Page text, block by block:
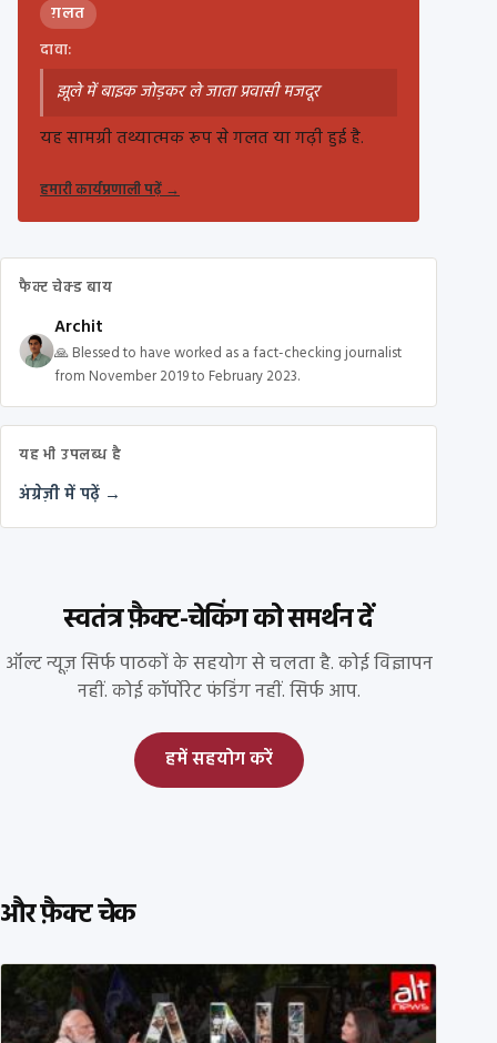
ग़लत
दावा:
झूले में बाइक जोड़कर ले जाता प्रवासी मजदूर
यह सामग्री तथ्यात्मक रूप से गलत या गढ़ी हुई है.
हमारी कार्यप्रणाली पढ़ें→
फैक्ट चेक्ड बाय
Archit
🙏 Blessed to have worked as a fact-checking journalist
from November 2019 to February 2023.
यह भी उपलब्ध है
अंग्रेज़ी में पढ़ें →
स्वतंत्र फ़ैक्ट-चेकिंग को समर्थन दें
ऑल्ट न्यूज़ सिर्फ पाठकों के सहयोग से चलता है. कोई विज्ञापन
नहीं. कोई कॉर्पोरेट फंडिंग नहीं. सिर्फ आप.
हमें सहयोग करें
और फ़ैक्ट चेक